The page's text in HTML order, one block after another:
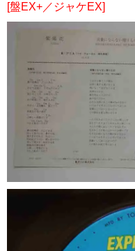
[盤EX+／ジャケEX]